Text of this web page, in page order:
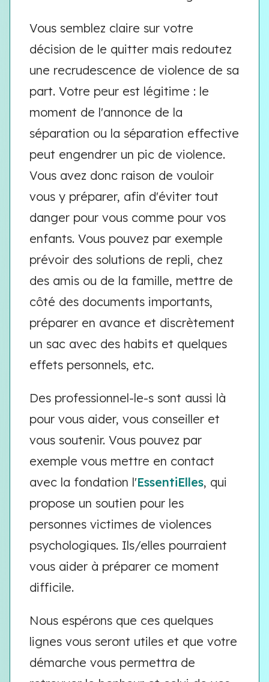
Vous semblez claire sur votre
décision de le quitter mais redoutez
une recrudescence de violence de sa
part. Votre peur est légitime : le
moment de l'annonce de la
séparation ou la séparation effective
peut engendrer un pic de violence.
Vous avez donc raison de vouloir
vous y préparer, afin d'éviter tout
danger pour vous comme pour vos
enfants. Vous pouvez par exemple
prévoir des solutions de repli, chez
des amis ou de la famille, mettre de
côté des documents importants,
préparer en avance et discrètement
un sac avec des habits et quelques
effets personnels, etc.
Des professionnel-le-s sont aussi là
pour vous aider, vous conseiller et
vous soutenir. Vous pouvez par
exemple vous mettre en contact
avec la fondation l'EssentiElles, qui
propose un soutien pour les
personnes victimes de violences
psychologiques. Ils/elles pourraient
vous aider à préparer ce moment
difficile.
Nous espérons que ces quelques
lignes vous seront utiles et que votre
démarche vous permettra de